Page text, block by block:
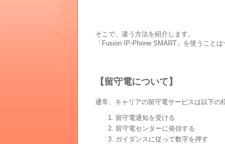
そこで、違う方法を紹介します。
「Fusion IP-Phone SMART」を使うこと
【留守電について】
通常、キャリアの留守電サービスは以下の
留守電通知を受ける
留守電センターに発信する
ガイダンスに従って数字を押す